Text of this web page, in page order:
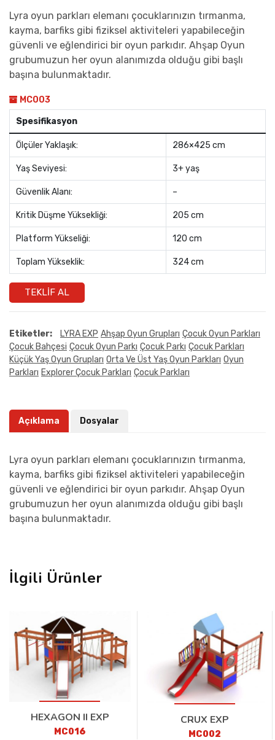
Lyra oyun parkları elemanı çocuklarınızın tırmanma,
kayma, barfiks gibi fiziksel aktiviteleri yapabileceğin
güvenli ve eğlendirici bir oyun parkıdır. Ahşap Oyun
grubumuzun her oyun alanımızda olduğu gibi başlı
başına bulunmaktadır.
MC003
Spesifikasyon
Ölçüler Yaklaşık: 286×425 cm
Yaş Seviyesi: 3+ yaş
Güvenlik Alanı: –
Kritik Düşme Yüksekliği: 205 cm
Platform Yükseliği: 120 cm
Toplam Yükseklik: 324 cm
TEKLIF AL
Etiketler: LYRA EXP Ahşap Oyun Grupları Çocuk Oyun Parkları
Çocuk Bahçesi Çocuk Oyun Parkı Çocuk Parkı Çocuk Parkları
Küçük Yaş Oyun Grupları Orta Ve Üst Yaş Oyun Parkları Oyun
Parkları Explorer Çocuk Parkları Çocuk Parkları
Açıklama Dosyalar
Lyra oyun parkları elemanı çocuklarınızın tırmanma,
kayma, barfiks gibi fiziksel aktiviteleri yapabileceğin
güvenli ve eğlendirici bir oyun parkıdır. Ahşap Oyun
grubumuzun her oyun alanımızda olduğu gibi başlı
başına bulunmaktadır.
İlgili Ürünler
HEXAGON II EXP
MC016
CRUX EXP
MC002